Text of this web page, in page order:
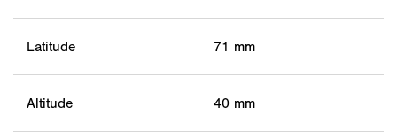
Latitude 71 mm
Altitude 40 mm